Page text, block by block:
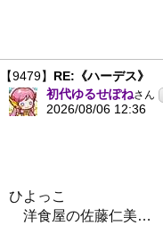
【9479】 RE:《ハーデス》
初代ゆるせぽねさん
2026/08/06 12:36
ひよっこ
洋食屋の佐藤仁美…